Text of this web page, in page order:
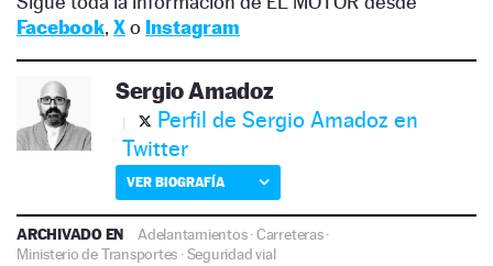
Facebook, Xo Instagram
Sergio Amadoz
Perfil de Sergio Amadoz en
Twitter
VER BIOGRAFÍA
ARCHIVADO EN Adelantamientos·Carreteras·
Ministerio de Transportes ·Seguridad vial